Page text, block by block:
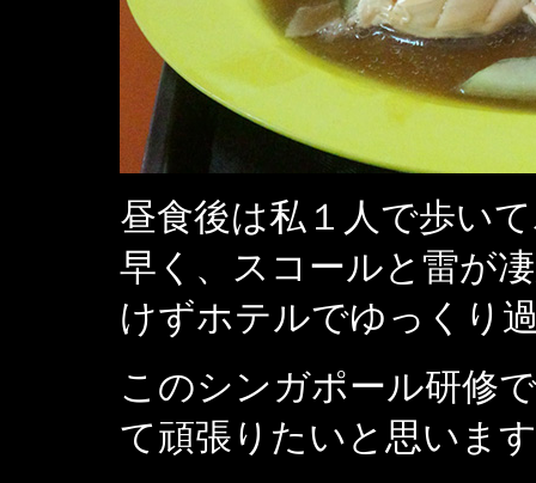
昼食後は私１人で歩い
早く、スコールと雷が
けずホテルでゆっくり
このシンガポール研修
て頑張りたいと思いま